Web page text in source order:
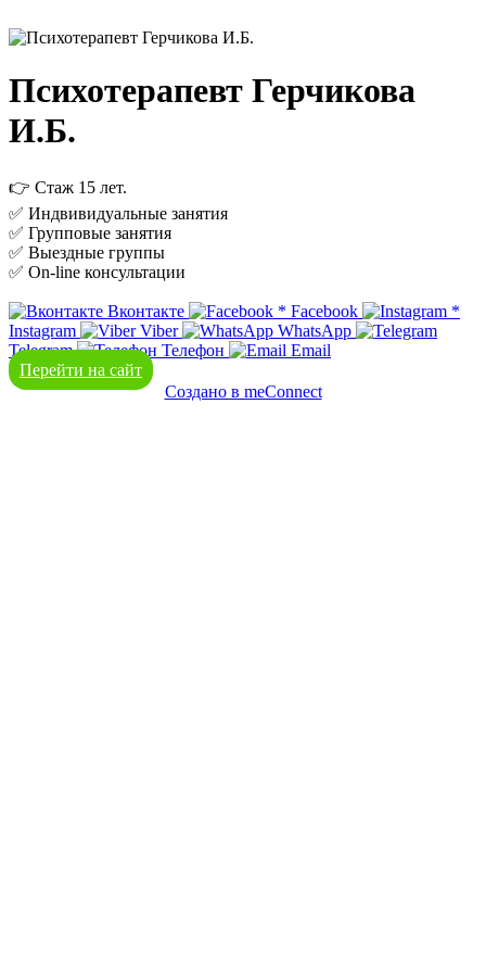
Психотерапевт Герчикова
И.Б.
👉 Стаж 15 лет.
✅ Индвивидуальные занятия
✅ Групповые занятия
✅ Выездные группы
✅ On-line консультации
Вконтакте * Facebook
*
Instagram
Viber
WhatsApp
Telegram
Телефон
Email
Перейти на сайт
Создано в meConnect